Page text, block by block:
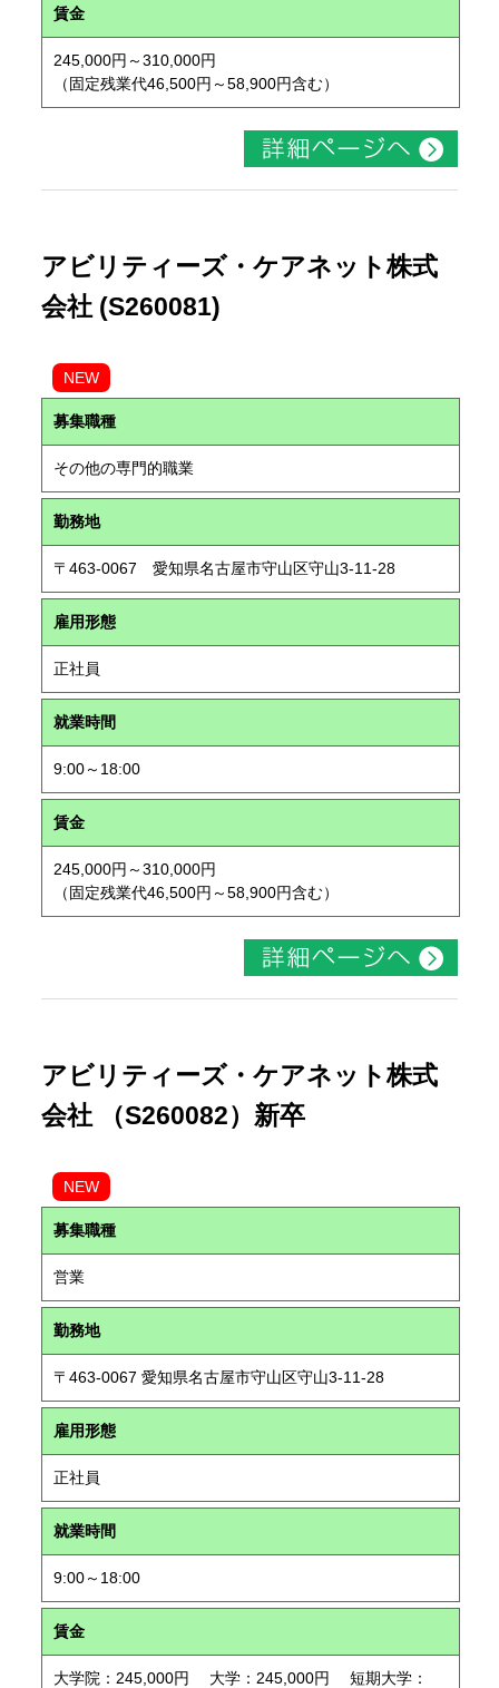
賃金
245,000円～310,000円
（固定残業代46,500円～58,900円含む）
アビリティーズ・ケアネット株式
会社 (S260081)
NEW
募集職種
その他の専門的職業
勤務地
〒463-0067 愛知県名古屋市守山区守山3-11-28
雇用形態
正社員
就業時間
9:00～18:00
賃金
245,000円～310,000円
（固定残業代46,500円～58,900円含む）
アビリティーズ・ケアネット株式
会社 （S260082）新卒
NEW
募集職種
営業
勤務地
〒463-0067 愛知県名古屋市守山区守山3-11-28
雇用形態
正社員
就業時間
9:00～18:00
賃金
大学院：245,000円 大学：245,000円 短期大学：